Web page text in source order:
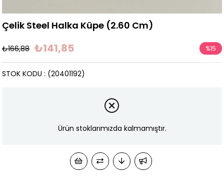
Çelik Steel Halka Küpe (2.60 Cm)
₺166,88 ₺141,85 %15
İndirim
(20401192)
STOK KODU
Ürün stoklarımızda kalmamıştır.